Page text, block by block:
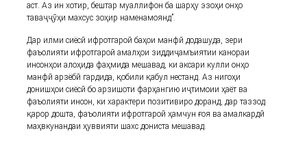
аст. Аз ин хотир, бештар муаллифон ба шарҳу эзоҳи онҳо
таваҷҷӯҳи махсус зоҳир наменамоянд”.
Дар илми сиёсӣ ифротгароӣ баҳои манфӣ додашуда, зери
фаъолияти ифротгароӣ амалҳои зиддиҷамъиятии канораи
инсонҳои алоҳида фаҳмида мешавад, ки аксари кулли онҳо
манфӣ арзёбӣ гардида, қобили қабул нестанд. Аз нигоҳи
донишҳои сиёсӣ бо арзишоти фарҳангию иҷтимоии ҳаёт ва
фаъолияти инсон, ки характери позитивиро доранд, дар таззод
қарор дошта, фаъолияти ифротгароӣ ҳамчун ғоя ва амалкардӣ
маҳвкунандаи ҳуввияти шахс дониста мешавад.